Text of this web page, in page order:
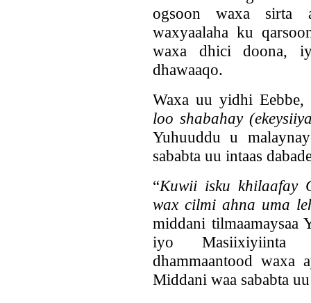
ogsoon waxa sirta
waxyaalaha ku
waxa dhici doona,
dhawaaqo.
Waxa uu yidhi Eebbe,
loo shabahay
Yuhuuddu u
sababta uu intaas
“Kuwii isku khilaafay
wax cilmi ahna uma
middani tilmaamaysaa
iyo Masiixiyiinta
dhammaantood waxa
Middani waa sababta